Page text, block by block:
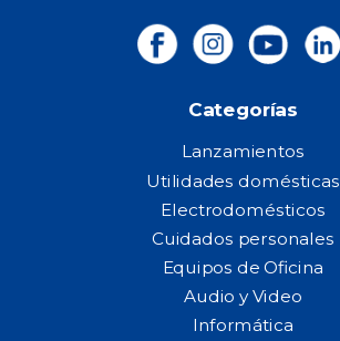
Categorías
Lanzamientos
Utilidades domésticas
Electrodomésticos
Cuidados personales
Equipos de Oficina
Audio y Video
Informática